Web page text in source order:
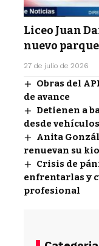
Liceo Juan
nuevo
27 de julio de 2026
Obras del
de avance
Detienen a
desde
Anita
renuevan su
Crisis de
enfrentarlas y
profesional